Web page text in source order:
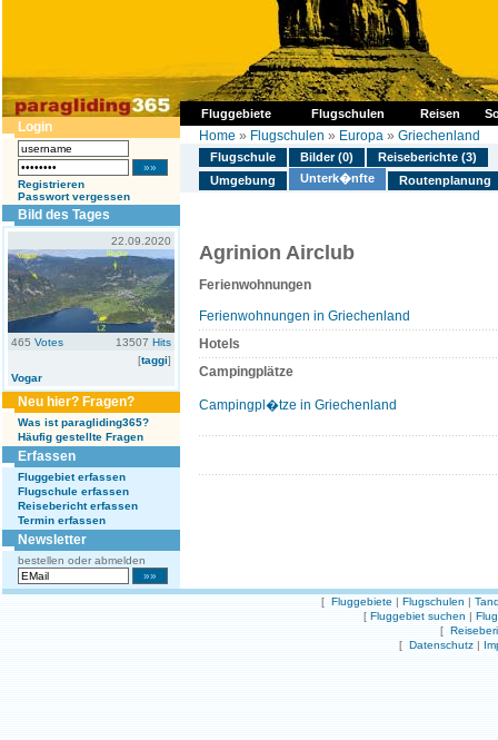
Fluggebiete Flugschulen Reisen
Login
Registrieren
Passwort vergessen
Bild des Tages
22.09.2020
465 Votes 13507 Hits
[taggi]
Vogar
Neu hier? Fragen?
Was ist paragliding365?
Häufig gestellte Fragen
Erfassen
Fluggebiet erfassen
Flugschule erfassen
Reisebericht erfassen
Termin erfassen
Newsletter
bestellen oder abmelden
Home » Flugschulen » Europa » Griechenland
Flugschule Bilder (0)
Reiseberichte (3)
Umgebung
Unterk�nfte Routenplanung
Agrinion Airclub
Ferienwohnungen
Ferienwohnungen in Griechenland
Hotels
Campingplätze
Campingpl�tze in Griechenland
[ Fluggebiete | Flugschulen |
[ Fluggebiet suchen |
[
[ Datenschutz |